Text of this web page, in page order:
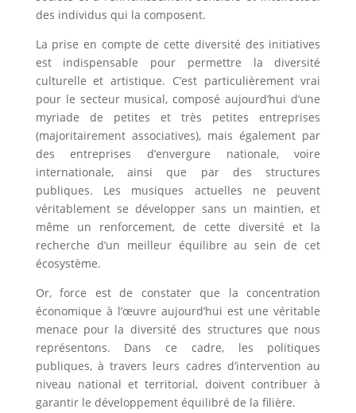
des individus qui la composent.
La prise en compte de cette diversité des initiatives
est indispensable pour permettre la diversité
culturelle et artistique. C’est particulièrement vrai
pour le secteur musical, composé aujourd’hui d’une
myriade de petites et très petites entreprises
(majoritairement associatives), mais également par
des entreprises d’envergure nationale, voire
internationale, ainsi que par des structures
publiques. Les musiques actuelles ne peuvent
véritablement se développer sans un maintien, et
même un renforcement, de cette diversité et la
recherche d’un meilleur équilibre au sein de cet
écosystème.
Or, force est de constater que la concentration
économique à l’œuvre aujourd’hui est une véritable
menace pour la diversité des structures que nous
représentons. Dans ce cadre, les politiques
publiques, à travers leurs cadres d’intervention au
niveau national et territorial, doivent contribuer à
garantir le développement équilibré de la filière.